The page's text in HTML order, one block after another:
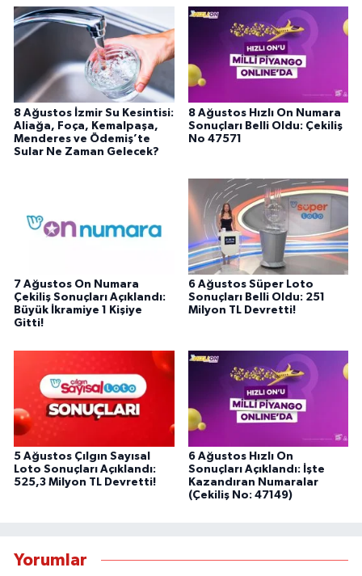
8 Ağustos İzmir Su Kesintisi:
Aliağa, Foça, Kemalpaşa,
Menderes ve Ödemiş’te
Sular Ne Zaman Gelecek?
8 Ağustos Hızlı On Numara
Sonuçları Belli Oldu: Çekiliş
No 47571
7 Ağustos On Numara
Çekiliş Sonuçları Açıklandı:
Büyük İkramiye 1 Kişiye
Gitti!
6 Ağustos Süper Loto
Sonuçları Belli Oldu: 251
Milyon TL Devretti!
5 Ağustos Çılgın Sayısal
Loto Sonuçları Açıklandı:
525,3 Milyon TL Devretti!
6 Ağustos Hızlı On
Sonuçları Açıklandı: İşte
Kazandıran Numaralar
(Çekiliş No: 47149)
Yorumlar